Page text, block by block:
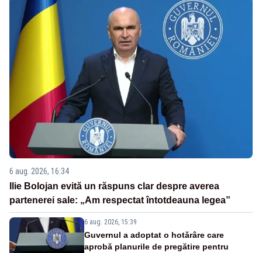
6 aug. 2026, 16:34
Ilie Bolojan evită un răspuns clar despre averea
partenerei sale: „Am respectat întotdeauna legea”
6 aug. 2026, 15:39
Guvernul a adoptat o hotărâre care
aprobă planurile de pregătire pentru